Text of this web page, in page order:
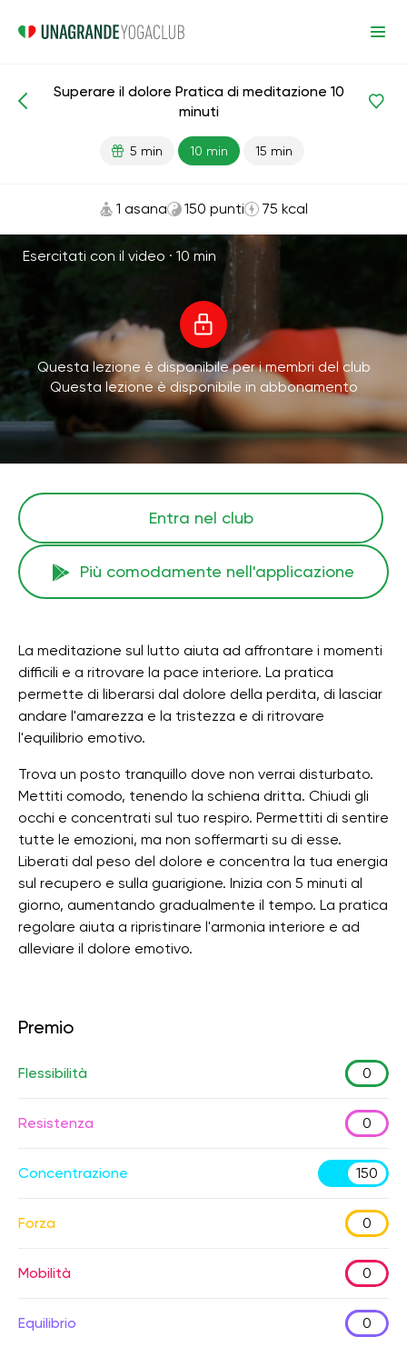
Meditazioni e respirazione Dolore
Superare il dolore Pratica di meditazione 10
minuti
5 min 10 min 15 min
1 asana 150 punti 75 kcal
Esercitati con il video · 10 min
Questa lezione è disponibile per i membri del club
Questa lezione è disponibile in abbonamento
Entra nel club
Più comodamente nell'applicazione
La meditazione sul lutto aiuta ad affrontare i momenti
difficili e a ritrovare la pace interiore. La pratica
permette di liberarsi dal dolore della perdita, di lasciar
andare l'amarezza e la tristezza e di ritrovare
l'equilibrio emotivo.
Trova un posto tranquillo dove non verrai disturbato.
Mettiti comodo, tenendo la schiena dritta. Chiudi gli
occhi e concentrati sul tuo respiro. Permettiti di sentire
tutte le emozioni, ma non soffermarti su di esse.
Liberati dal peso del dolore e concentra la tua energia
sul recupero e sulla guarigione. Inizia con 5 minuti al
giorno, aumentando gradualmente il tempo. La pratica
regolare aiuta a ripristinare l'armonia interiore e ad
alleviare il dolore emotivo.
Premio
Flessibilità 0
Resistenza 0
Concentrazione 150
Forza 0
Mobilità 0
Equilibrio 0